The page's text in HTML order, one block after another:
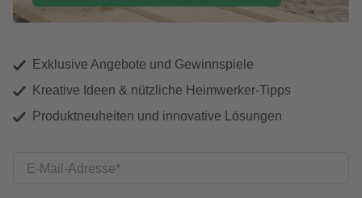
Exklusive Angebote und Gewinnspiele
Kreative Ideen & nützliche Heimwerker-Tipps
Produktneuheiten und innovative Lösungen
E-Mail-Adresse